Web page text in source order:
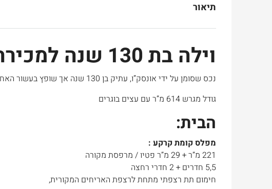
תיאור
וילה בת 130 שנה למכירה במושבה הגרמנית
נכס שסומן על ידי אונסק”ו, עתיק בן 130 שנה אך שופץ בעשור האחרון, נבנה לפני 90 שנה באבן מפוסלת.
גודל מגרש 614 מ”ר עם עצים בוגרים
הבית:
מפלס קומת קרקע :
221 מ”ר + 29 מ”ר פטיו / מרפסת מקורה
5,5 חדרים + 2 חדרי רחצה
חימום תת רצפתי מתחת לרצפת האריחים המקורית,